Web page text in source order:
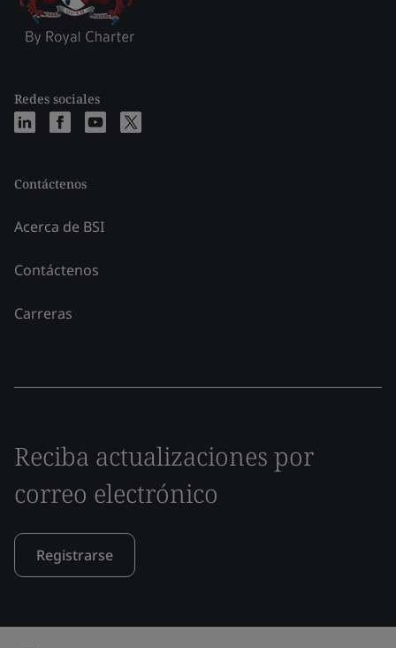
Redes sociales
Contáctenos
Acerca de BSI
Contáctenos
Carreras
Reciba actualizaciones por
correo electrónico
Registrarse